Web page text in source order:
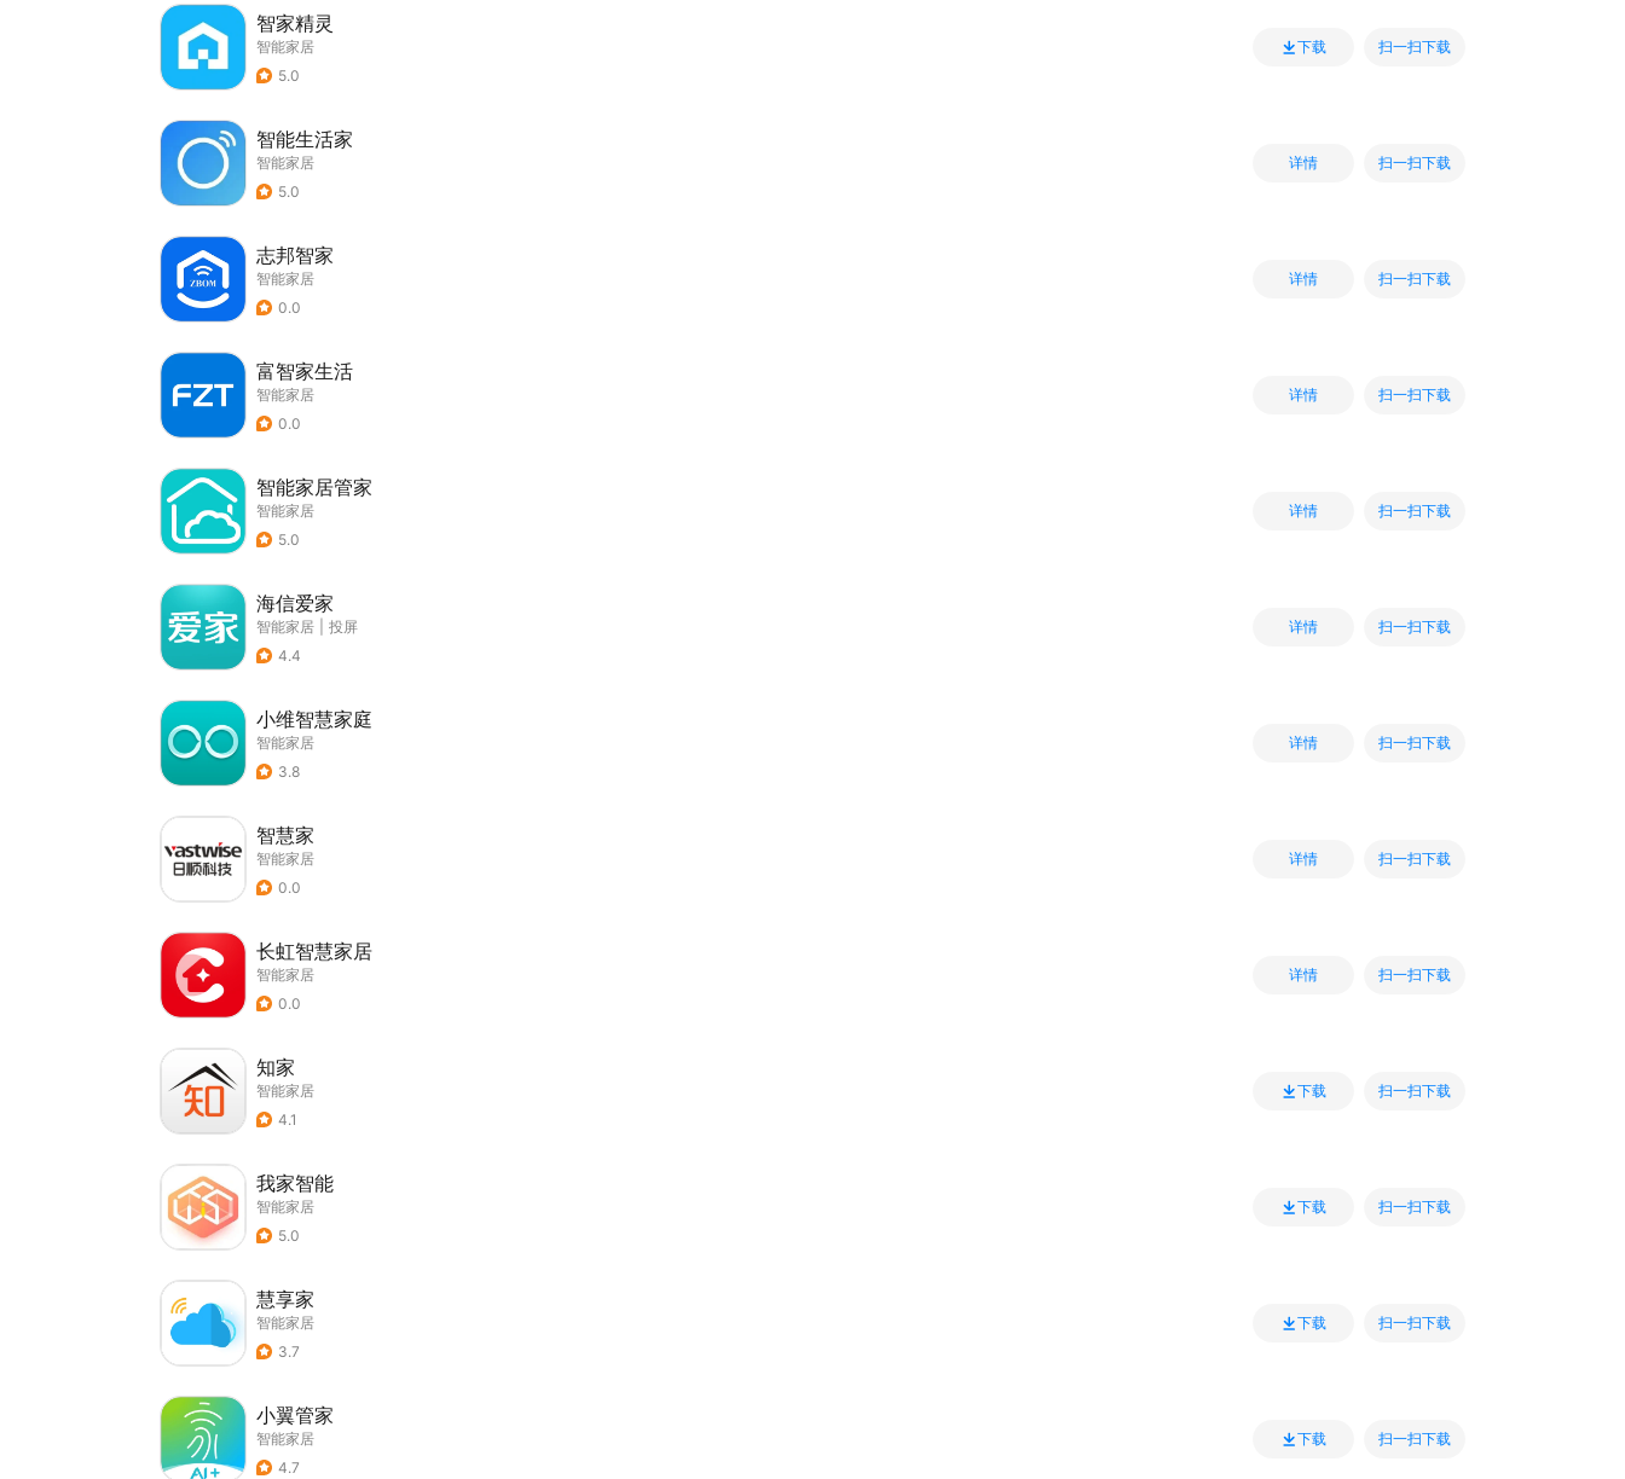
智家精灵
智能家居
5.0
下载 扫一扫下载
智能生活家
智能家居
5.0
详情 扫一扫下载
志邦智家
智能家居
0.0
详情 扫一扫下载
富智家生活
智能家居
0.0
详情 扫一扫下载
智能家居管家
智能家居
5.0
详情 扫一扫下载
海信爱家
智能家居
投屏
4.4
详情 扫一扫下载
小维智慧家庭
智能家居
3.8
详情 扫一扫下载
智慧家
智能家居
0.0
详情 扫一扫下载
长虹智慧家居
智能家居
0.0
详情 扫一扫下载
知家
智能家居
4.1
下载 扫一扫下载
我家智能
智能家居
5.0
下载 扫一扫下载
慧享家
智能家居
3.7
下载 扫一扫下载
小翼管家
智能家居
4.7
下载 扫一扫下载